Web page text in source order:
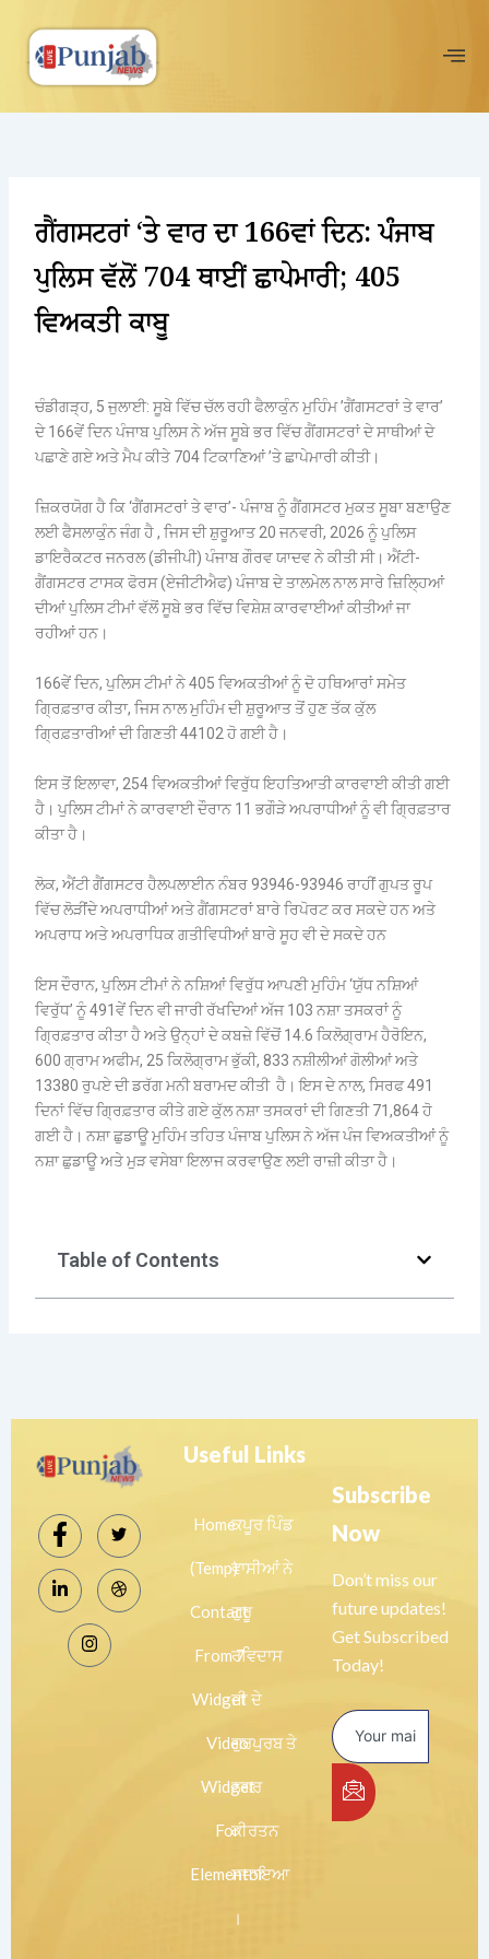
content
ਗੈਂਗਸਟਰਾਂ ‘ਤੇ ਵਾਰ ਦਾ 166ਵਾਂ ਦਿਨ: ਪੰਜਾਬ
ਪੁਲਿਸ ਵੱਲੋਂ 704 ਥਾਈਂ ਛਾਪੇਮਾਰੀ; 405
ਵਿਅਕਤੀ ਕਾਬੂ
ਚੰਡੀਗੜ੍ਹ, 5 ਜੁਲਾਈ: ਸੂਬੇ ਵਿੱਚ ਚੱਲ ਰਹੀ ਫੈਲਾਕੁੰਨ ਮੁਹਿੰਮ ’ਗੈਂਗਸਟਰਾਂ ਤੇ ਵਾਰ’
ਦੇ 166ਵੇਂ ਦਿਨ ਪੰਜਾਬ ਪੁਲਿਸ ਨੇ ਅੱਜ ਸੂਬੇ ਭਰ ਵਿੱਚ ਗੈਂਗਸਟਰਾਂ ਦੇ ਸਾਥੀਆਂ ਦੇ
ਪਛਾਣੇ ਗਏ ਅਤੇ ਮੈਪ ਕੀਤੇ 704 ਟਿਕਾਣਿਆਂ ’ਤੇ ਛਾਪੇਮਾਰੀ ਕੀਤੀ।
ਜ਼ਿਕਰਯੋਗ ਹੈ ਕਿ ‘ਗੈਂਗਸਟਰਾਂ ਤੇ ਵਾਰ’- ਪੰਜਾਬ ਨੂੰ ਗੈਂਗਸਟਰ ਮੁਕਤ ਸੂਬਾ ਬਣਾਉਣ
ਲਈ ਫੈਸਲਾਕੁੰਨ ਜੰਗ ਹੈ , ਜਿਸ ਦੀ ਸ਼ੁਰੂਆਤ 20 ਜਨਵਰੀ, 2026 ਨੂੰ ਪੁਲਿਸ
ਡਾਇਰੈਕਟਰ ਜਨਰਲ (ਡੀਜੀਪੀ) ਪੰਜਾਬ ਗੌਰਵ ਯਾਦਵ ਨੇ ਕੀਤੀ ਸੀ। ਐਂਟੀ-
ਗੈਂਗਸਟਰ ਟਾਸਕ ਫੋਰਸ (ਏਜੀਟੀਐਫ) ਪੰਜਾਬ ਦੇ ਤਾਲਮੇਲ ਨਾਲ ਸਾਰੇ ਜ਼ਿਲਿ੍ਹਆਂ
ਦੀਆਂ ਪੁਲਿਸ ਟੀਮਾਂ ਵੱਲੋਂ ਸੂਬੇ ਭਰ ਵਿੱਚ ਵਿਸ਼ੇਸ਼ ਕਾਰਵਾਈਆਂ ਕੀਤੀਆਂ ਜਾ
ਰਹੀਆਂ ਹਨ।
166ਵੇਂ ਦਿਨ, ਪੁਲਿਸ ਟੀਮਾਂ ਨੇ 405 ਵਿਅਕਤੀਆਂ ਨੂੰ ਦੋ ਹਥਿਆਰਾਂ ਸਮੇਤ
ਗ੍ਰਿਫ਼ਤਾਰ ਕੀਤਾ, ਜਿਸ ਨਾਲ ਮੁਹਿੰਮ ਦੀ ਸ਼ੁਰੂਆਤ ਤੋਂ ਹੁਣ ਤੱਕ ਕੁੱਲ
ਗ੍ਰਿਫ਼ਤਾਰੀਆਂ ਦੀ ਗਿਣਤੀ 44102 ਹੋ ਗਈ ਹੈ।
ਇਸ ਤੋਂ ਇਲਾਵਾ, 254 ਵਿਅਕਤੀਆਂ ਵਿਰੁੱਧ ਇਹਤਿਆਤੀ ਕਾਰਵਾਈ ਕੀਤੀ ਗਈ
ਹੈ। ਪੁਲਿਸ ਟੀਮਾਂ ਨੇ ਕਾਰਵਾਈ ਦੌਰਾਨ 11 ਭਗੌੜੇ ਅਪਰਾਧੀਆਂ ਨੂੰ ਵੀ ਗ੍ਰਿਫ਼ਤਾਰ
ਕੀਤਾ ਹੈ।
ਲੋਕ, ਐਂਟੀ ਗੈਂਗਸਟਰ ਹੈਲਪਲਾਈਨ ਨੰਬਰ 93946-93946 ਰਾਹੀਂ ਗੁਪਤ ਰੂਪ
ਵਿੱਚ ਲੋੜੀਂਦੇ ਅਪਰਾਧੀਆਂ ਅਤੇ ਗੈਂਗਸਟਰਾਂ ਬਾਰੇ ਰਿਪੋਰਟ ਕਰ ਸਕਦੇ ਹਨ ਅਤੇ
ਅਪਰਾਧ ਅਤੇ ਅਪਰਾਧਿਕ ਗਤੀਵਿਧੀਆਂ ਬਾਰੇ ਸੂਹ ਵੀ ਦੇ ਸਕਦੇ ਹਨ
ਇਸ ਦੌਰਾਨ, ਪੁਲਿਸ ਟੀਮਾਂ ਨੇ ਨਸ਼ਿਆਂ ਵਿਰੁੱਧ ਆਪਣੀ ਮੁਹਿੰਮ ‘ਯੁੱਧ ਨਸ਼ਿਆਂ
ਵਿਰੁੱਧ’ ਨੂੰ 491ਵੇਂ ਦਿਨ ਵੀ ਜਾਰੀ ਰੱਖਦਿਆਂ ਅੱਜ 103 ਨਸ਼ਾ ਤਸਕਰਾਂ ਨੂੰ
ਗ੍ਰਿਫ਼ਤਾਰ ਕੀਤਾ ਹੈ ਅਤੇ ਉਨ੍ਹਾਂ ਦੇ ਕਬਜ਼ੇ ਵਿੱਚੋਂ 14.6 ਕਿਲੋਗ੍ਰਾਮ ਹੈਰੋਇਨ,
600 ਗ੍ਰਾਮ ਅਫੀਮ, 25 ਕਿਲੋਗ੍ਰਾਮ ਭੁੱਕੀ, 833 ਨਸ਼ੀਲੀਆਂ ਗੋਲੀਆਂ ਅਤੇ
13380 ਰੁਪਏ ਦੀ ਡਰੱਗ ਮਨੀ ਬਰਾਮਦ ਕੀਤੀ ਹੈ। ਇਸ ਦੇ ਨਾਲ, ਸਿਰਫ 491
ਦਿਨਾਂ ਵਿੱਚ ਗ੍ਰਿਫ਼ਤਾਰ ਕੀਤੇ ਗਏ ਕੁੱਲ ਨਸ਼ਾ ਤਸਕਰਾਂ ਦੀ ਗਿਣਤੀ 71,864 ਹੋ
ਗਈ ਹੈ। ਨਸ਼ਾ ਛੁਡਾਊ ਮੁਹਿੰਮ ਤਹਿਤ ਪੰਜਾਬ ਪੁਲਿਸ ਨੇ ਅੱਜ ਪੰਜ ਵਿਅਕਤੀਆਂ ਨੂੰ
ਨਸ਼ਾ ਛੁਡਾਊ ਅਤੇ ਮੁੜ ਵਸੇਬਾ ਇਲਾਜ ਕਰਵਾਉਣ ਲਈ ਰਾਜ਼ੀ ਕੀਤਾ ਹੈ।
Table of Contents
Useful Links
Home
(Temp)
Contact
From 7
Widget
Video
Widget
For
Elementor
ਕਪੂਰ ਪਿੰਡ
ਵਾਸੀਆਂ ਨੇ
ਗੁਰੂ
ਰਵਿਦਾਸ
ਜੀ ਦੇ
ਗੁਰਪੁਰਬ ਤੇ
ਨਗਰ
ਕੀਰਤਨ
ਸਜਾਇਆ
।
Subscribe
Now
Don’t miss our
future updates!
Get Subscribed
Today!